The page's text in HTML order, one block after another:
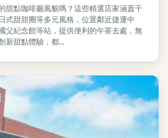
甜點咖啡廳風貌嗎？這些精選店家涵蓋千
式甜甜圈等多元風格，位置鄰近捷運中
父紀念館等站，提供便利的午茶去處，無
新甜點體驗，都...